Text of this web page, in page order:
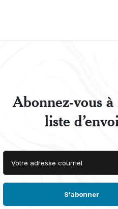
Abonnez-vous
liste